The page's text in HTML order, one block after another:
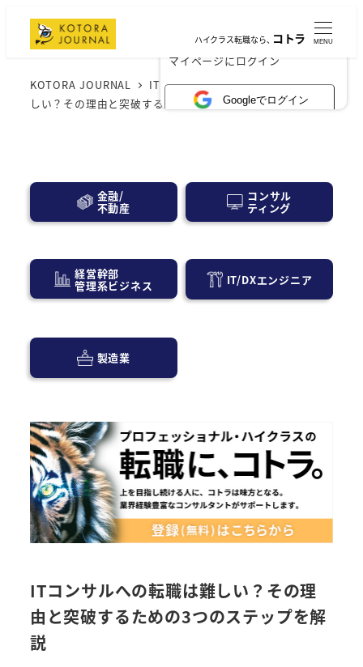
×
マイページにログイン
Googleでログイン
ハイクラス転職なら、コトラ MENU
KOTORA JOURNAL IT業界
ITコンサルへの転職は難
しい？その理由と突破するための3つのステップを解説
金融/
不動産
コンサル
ティング
経営幹部
管理系ビジネス IT/DXエンジニア
製造業
ITコンサルへの転職は難しい？その理
由と突破するための3つのステップを解
説